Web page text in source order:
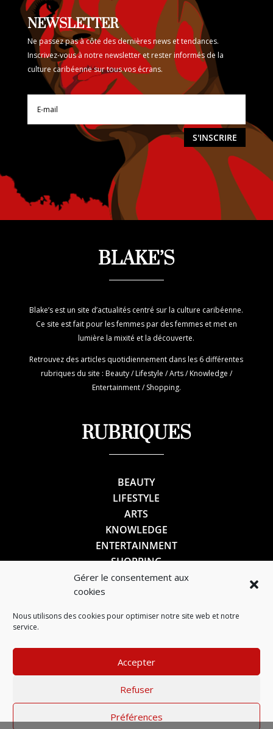
Gérer le consentement aux
cookies
Nous utilisons des cookies pour optimiser notre site web et notre
service.
Accepter
Refuser
Préférences
NEWSLETTER
Ne passez pas à côte des dernières news et tendances.
Inscrivez-vous à notre newsletter et rester informés de la
culture caribéenne sur tous vos écrans.
S'INSCRIRE
BLAKE’S
Blake’s est un site d’actualités centré sur la culture caribéenne.
Ce site est fait pour les femmes par des femmes et met en
lumière la mixité et la découverte.
Retrouvez des articles quotidiennement dans les 6 différentes
rubriques du site : Beauty / Lifestyle / Arts / Knowledge /
Entertainment / Shopping.
RUBRIQUES
BEAUTY
LIFESTYLE
ARTS
KNOWLEDGE
ENTERTAINMENT
SHOPPING
SUIVEZ-NOUS
Mentions légales–Politique de confidentialité